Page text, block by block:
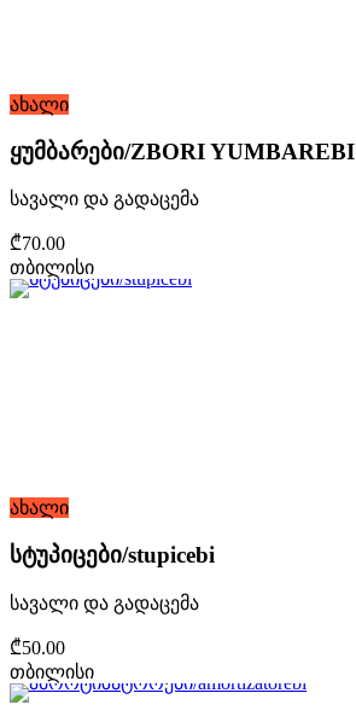
ახალი
ყუმბარები/ZBORI YUMBAREBI
სავალი და გადაცემა
₾70.00
თბილისი
ახალი
სტუპიცები/stupicebi
სავალი და გადაცემა
₾50.00
თბილისი